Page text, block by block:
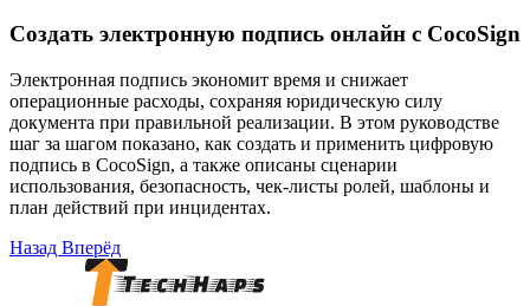
Создать электронную подпись онлайн с CocoSign
Электронная подпись экономит время и снижает
операционные расходы, сохраняя юридическую силу
документа при правильной реализации. В этом руководстве
шаг за шагом показано, как создать и применить цифровую
подпись в CocoSign, а также описаны сценарии
использования, безопасность, чек‑листы ролей, шаблоны и
план действий при инцидентах.
Назад Вперёд